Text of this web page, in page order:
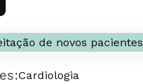
de novos pacientes
Cardiologia